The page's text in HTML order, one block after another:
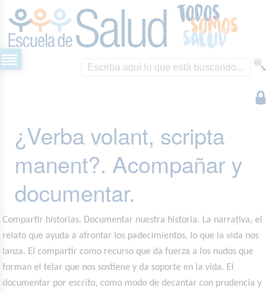
¿Verba volant, scripta
manent?. Acompañar y
documentar.
Compartir historias. Documentar nuestra historia. La narrativa, el
relato que ayuda a afrontar los padecimientos, lo que la vida nos
lanza. El compartir como recurso que da fuerza a los nudos que
forman el telar que nos sostiene y da soporte en la vida. El
documentar por escrito, como modo de decantar con prudencia y